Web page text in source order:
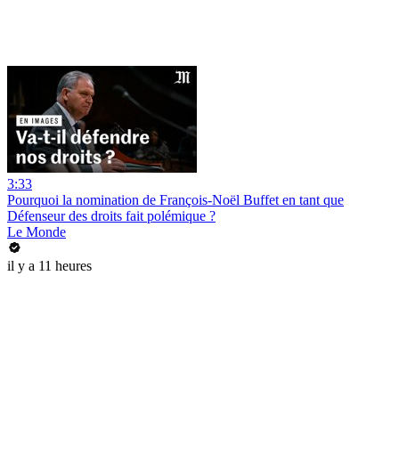
3:33
Pourquoi la nomination de François-Noël Buffet en tant que
Défenseur des droits fait polémique ?
Le Monde
il y a 11 heures